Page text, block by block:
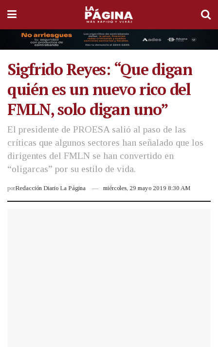
Sigfrido Reyes: “Que digan
quién es un nuevo rico del
FMLN, solo digan uno”
El presidente de PROESA salió al paso de las
críticas que algunos sectores han señalado que los
dirigentes del FMLN se han convertido en
“oligarcas” por su estilo de vida.
porRedacción Diario La Página miércoles, 29 mayo 2019 8:30 AM